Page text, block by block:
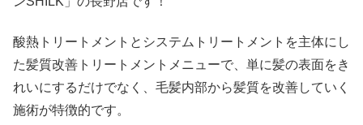
酸熱トリートメントとシステムトリートメントを主体にし
た髪質改善トリートメントメニューで、単に髪の表面をき
れいにするだけでなく、毛髪内部から髪質を改善していく
施術が特徴的です。